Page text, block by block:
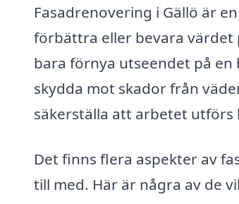
Fasadrenovering i Gällö är
förbättra eller bevara värdet
bara förnya utseendet på
skydda mot skador från
säkerställa att arbetet
Det finns flera aspekter av
till med. Här är några av de